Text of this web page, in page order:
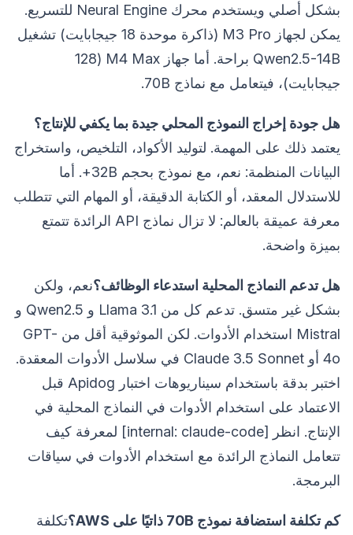
بشكل أصلي ويستخدم محرك Neural Engine للتسريع.
يمكن لجهاز M3 Pro (ذاكرة موحدة 18 جيجابايت) تشغيل
Qwen2.5-14B براحة. أما جهاز M4 Max (128
جيجابايت)، فيتعامل مع نماذج 70B.
هل جودة إخراج النموذج المحلي جيدة بما يكفي للإنتاج؟
يعتمد ذلك على المهمة. لتوليد الأكواد، التلخيص، واستخراج
البيانات المنظمة: نعم، مع نموذج بحجم 32B+. أما
للاستدلال المعقد، أو الكتابة الدقيقة، أو المهام التي تتطلب
معرفة عميقة بالعالم: لا تزال نماذج API الرائدة تتمتع
بميزة واضحة.
هل تدعم النماذج المحلية استدعاء الوظائف؟نعم، ولكن
بشكل غير متسق. تدعم كل من Llama 3.1 و Qwen2.5 و
Mistral استخدام الأدوات. لكن الموثوقية أقل من GPT-
4o أو Claude 3.5 Sonnet في سلاسل الأدوات المعقدة.
اختبر بدقة باستخدام سيناريوهات اختبار Apidog قبل
الاعتماد على استخدام الأدوات في النماذج المحلية في
الإنتاج. انظر [internal: claude-code] لمعرفة كيف
تتعامل النماذج الرائدة مع استخدام الأدوات في سياقات
البرمجة.
كم تكلفة استضافة نموذج 70B ذاتيًا على AWS؟
تكلفة